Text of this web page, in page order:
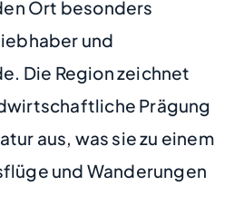
Ort besonders
und
Die Region zeichnet
Prägung
aus, was sie zu einem
und Wanderungen